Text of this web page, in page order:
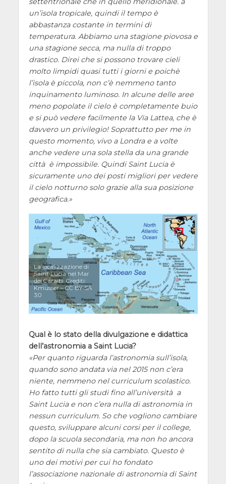
un’isola tropicale, quindi il tempo è
abbastanza costante in termini di
temperatura. Abbiamo una stagione piovosa e
una stagione secca, ma nulla di troppo
drastico. Direi che si possono trovare cieli
molto limpidi quasi tutti i giorni e poichè
l’isola è piccola, non c’è nemmeno tanto
inquinamento luminoso. In alcune delle aree
meno popolate il cielo è completamente buio
e si può vedere facilmente la Via Lattea, che è
davvero un privilegio! Soprattutto per me in
questo momento, vivo a Londra e a volte
anche vedere una sola stella da una grande
città è impossibile. Quindi Saint Lucia è
sicuramente uno dei posti migliori per vedere
il cielo notturno solo grazie alla sua posizione
geografica.
La localizzazione di
Saint Lucia nel Mar
dei Caraibi. Crediti:
Kmusser – CC BY-SA
3.0
Qual è lo stato della divulgazione e didattica
dell’astronomia a Saint Lucia?
Per quanto riguarda l’astronomia sull’isola,
quando sono andata via nel 2015 non c’era
niente, nemmeno nel curriculum scolastico.
Ho fatto tutti gli studi fino all’università a
Saint Lucia e non c’era nulla di astronomia in
nessun curriculum. So che vogliono cambiare
questo, sviluppare alcuni corsi per il college,
dopo la scuola secondaria, ma non ho ancora
sentito di nulla che sia cambiato. Questo è
uno dei motivi per cui ho fondato
l’associazione nazionale di astronomia di Saint